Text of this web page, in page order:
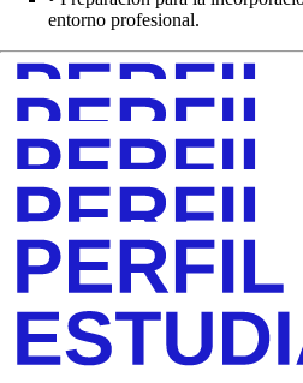
entorno profesional.